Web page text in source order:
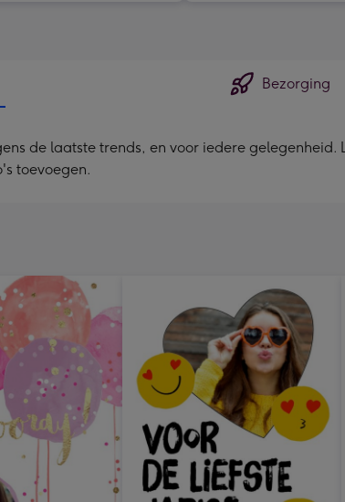
Bezorging
de laatste trends, en voor iedere gelegenheid.
toevoegen.